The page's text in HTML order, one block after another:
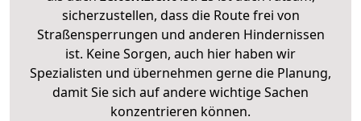
sicherzustellen, dass die Route frei von
Straßensperrungen und anderen Hindernissen
ist. Keine Sorgen, auch hier haben wir
Spezialisten und übernehmen gerne die Planung,
damit Sie sich auf andere wichtige Sachen
konzentrieren können.